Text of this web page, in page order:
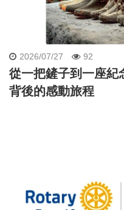
2026/07/27 92
從一把鏟子到一座紀
背後的感動旅程